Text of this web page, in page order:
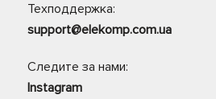
Техподдержка:
support@elekomp.com.ua
Следите за нами:
Instagram